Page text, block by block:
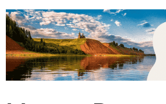
Перейти
содержимому